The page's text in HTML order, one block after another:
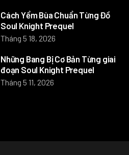
Cách Yểm Bùa Chuẩn Từng Đồ
Soul Knight Prequel
Tháng 5 18, 2026
Những Bang Bị Cơ Bản Từng giai
đoạn Soul Knight Prequel
Tháng 5 11, 2026